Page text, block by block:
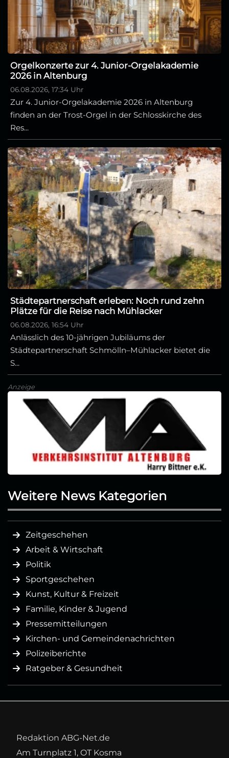
Orgelkonzerte zur 4. Junior-Orgelakademie
2026 in Altenburg
06.08.2026, 17:34 Uhr
Zur 4. Junior-Orgelakademie 2026 in Altenburg
finden an der Trost-Orgel in der Schlosskirche des
Res...
Städtepartnerschaft erleben: Noch rund zehn
Plätze für die Reise nach Mühlacker
06.08.2026, 16:54 Uhr
Anlässlich des 10-jährigen Jubiläums der
Städtepartnerschaft Schmölln–Mühlacker bietet die
S...
Anzeige
Weitere News Kategorien
Zeitgeschehen
Arbeit & Wirtschaft
Politik
Sportgeschehen
Kunst, Kultur & Freizeit
Familie, Kinder & Jugend
Pressemitteilungen
Kirchen- und Gemeindenachrichten
Polizeiberichte
Ratgeber & Gesundheit
Redaktion ABG-Net.de
Am Turnplatz 1, OT Kosma